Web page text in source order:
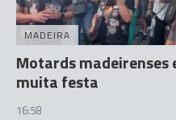
MADEIRA
Motards
muita festa
16:58